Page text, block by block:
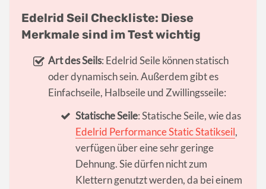
Edelrid Seil Checkliste: Diese
Merkmale sind im Test wichtig
Art des Seils: Edelrid Seile können statisch
oder dynamisch sein. Außerdem gibt es
Einfachseile, Halbseile und Zwillingsseile:
Statische Seile: Statische Seile, wie das
Edelrid Performance Static Statikseil,
verfügen über eine sehr geringe
Dehnung. Sie dürfen nicht zum
Klettern genutzt werden, da bei einem